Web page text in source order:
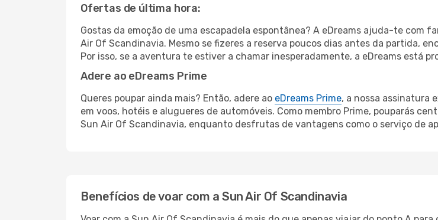
Ofertas de última hora:
Gostas da emoção de uma escapadela espontânea? A eDreams ajuda-te com
Air Of Scandinavia. Mesmo se fizeres a reserva poucos dias antes da partida,
Por isso, se a aventura te estiver a chamar inesperadamente, a eDreams está
Adere ao eDreams Prime
Queres poupar ainda mais? Então, adere ao eDreams Prime, a nossa assinatura
em voos, hotéis e alugueres de automóveis. Como membro Prime, pouparás
Sun Air Of Scandinavia, enquanto desfrutas de vantagens como o serviço de
Benefícios de voar com a Sun Air Of Scandinavia